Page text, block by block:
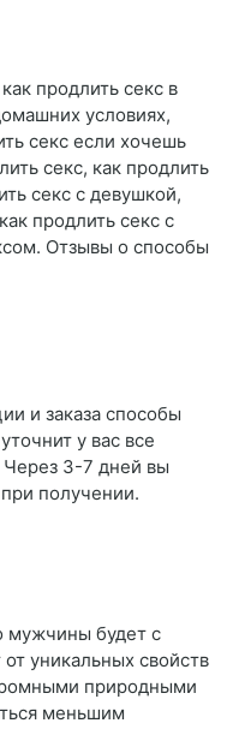
продлить секс в
условиях,
секс если хочешь
секс, как продлить
секс с девушкой,
продлить секс с
Отзывы о способы
и заказа способы
у вас все
Через 3-7 дней вы
получении.
мужчины будет с
уникальных свойств
природными
меньшим